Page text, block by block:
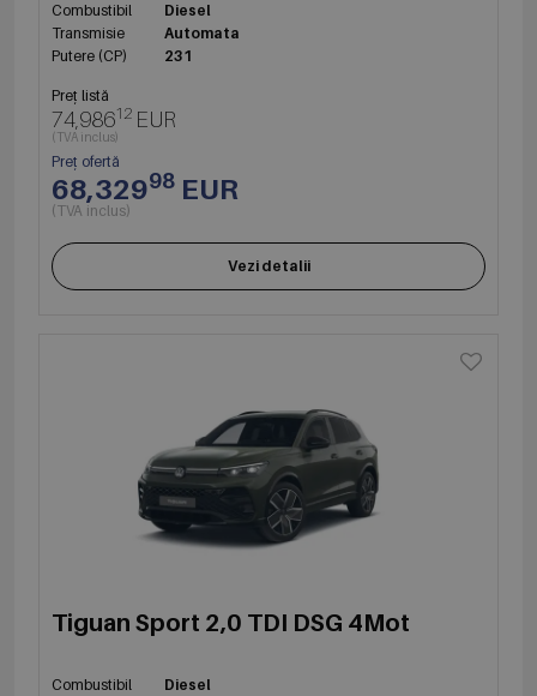
Combustibil
Diesel
Transmisie
Automata
Putere (CP)
231
Preț listă
74,98612 EUR
(TVA inclus)
Preț ofertă
68,32998 EUR
(TVA inclus)
Vezi detalii
Tiguan Sport 2,0 TDI DSG 4Mot
Combustibil
Diesel